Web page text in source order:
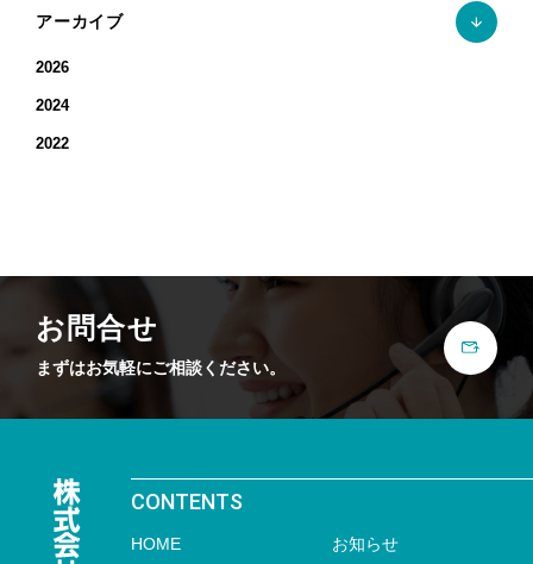
アーカイブ
2026
2024
2022
お問合せ
まずはお気軽にご相談ください。
CONTENTS
HOME お知らせ